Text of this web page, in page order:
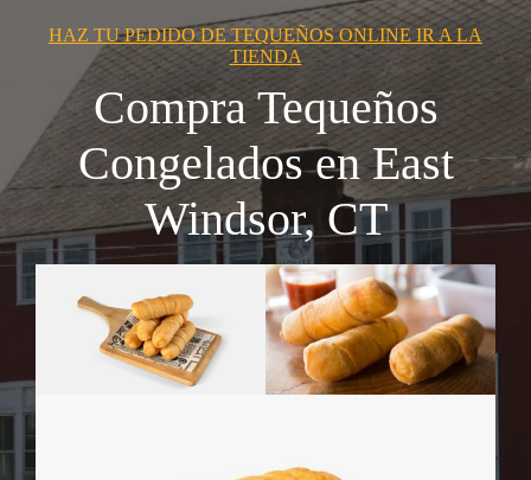
HAZ TU PEDIDO DE TEQUEÑOS ONLINE IR A LA
TIENDA
Compra Tequeños
Congelados en East
Windsor, CT